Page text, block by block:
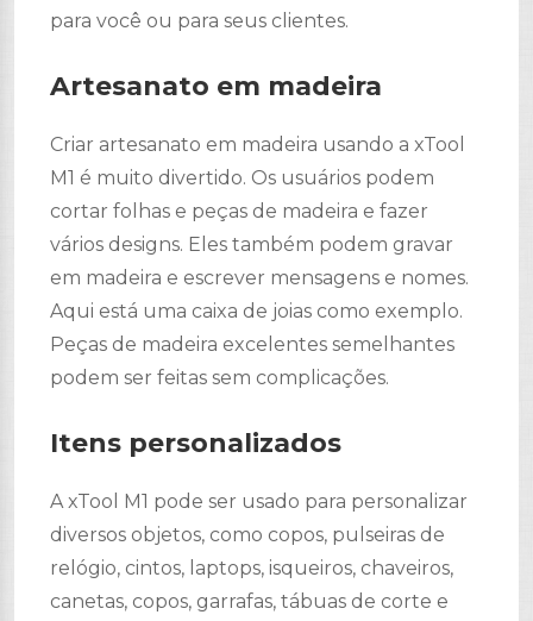
para você ou para seus clientes.
Artesanato em madeira
Criar artesanato em madeira usando a xTool
M1 é muito divertido. Os usuários podem
cortar folhas e peças de madeira e fazer
vários designs. Eles também podem gravar
em madeira e escrever mensagens e nomes.
Aqui está uma caixa de joias como exemplo.
Peças de madeira excelentes semelhantes
podem ser feitas sem complicações.
Itens personalizados
A xTool M1 pode ser usado para personalizar
diversos objetos, como copos, pulseiras de
relógio, cintos, laptops, isqueiros, chaveiros,
canetas, copos, garrafas, tábuas de corte e